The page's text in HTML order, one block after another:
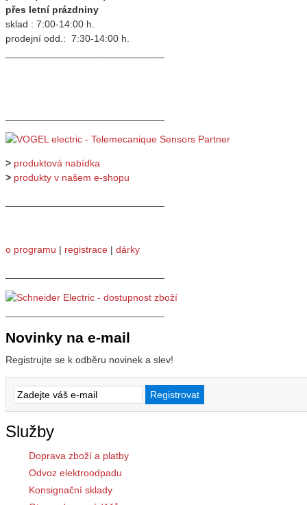
přes letní prázdniny
sklad : 7:00-14:00 h.
prodejní odd.: 7:30-14:00 h.
> produktová nabídka
> produkty v našem e-shopu
o programu | registrace | dárky
Novinky na e-mail
Registrujte se k odběru novinek a slev!
Služby
Doprava zboží a platby
Odvoz elektroodpadu
Konsignační sklady